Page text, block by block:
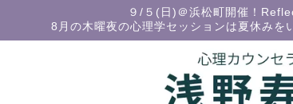
９/５(日)＠浜松町開催！
8月の木曜夜の心理学セッションは夏休みを